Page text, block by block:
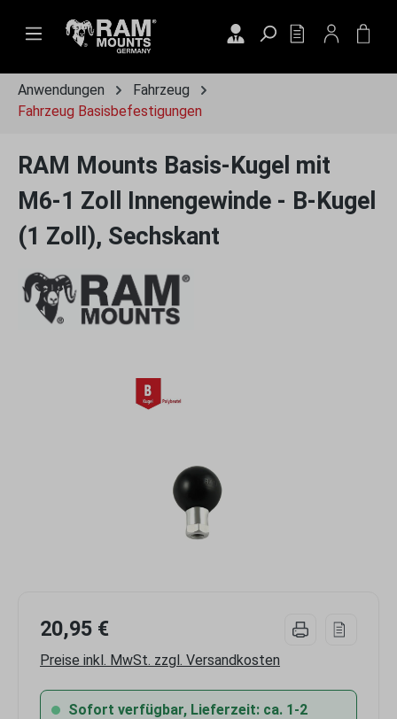
Zum Hauptinhalt springen
DU HAST 0
Anwendungen
Fahrzeug
Fahrzeug Basisbefestigungen
RAM Mounts Basis-Kugel mit
M6-1 Zoll Innengewinde - B-Kugel
(1 Zoll), Sechskant
Bildergalerie überspringen
20,95 €
Preise inkl. MwSt. zzgl. Versandkosten
Sofort verfügbar, Lieferzeit: ca. 1-2